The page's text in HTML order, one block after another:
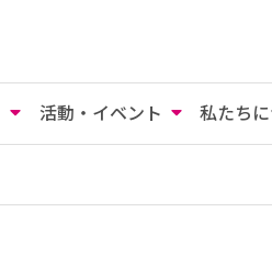
活動・イベント 私たち